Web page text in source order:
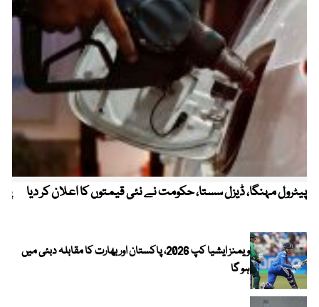
پیٹرول مہنگا، ڈیزل سستا، حکومت نے نئی قیمتوں کا اعلان کر دیا
ویمنز ایشیا کپ 2026، پاکستان اور بھارت کا مقابلہ دبئی میں
ہو گا